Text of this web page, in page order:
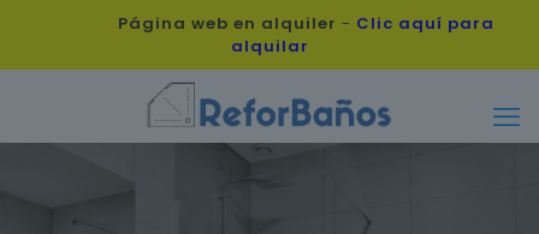
Página web en alquiler - Clic aquí para
alquilar